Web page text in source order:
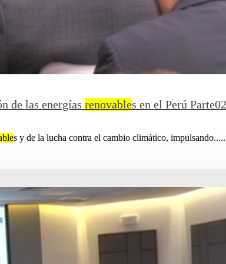
de las energías renovables en el Perú Parte02
s y de la lucha contra el cambio climático,